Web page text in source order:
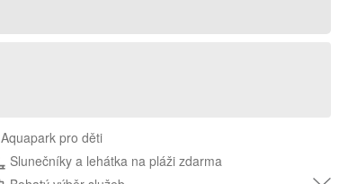
Aquapark pro děti
Slunečníky a lehátka na pláži zdarma